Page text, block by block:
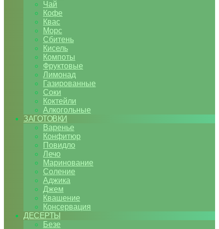
Чай
Кофе
Квас
Морс
Сбитень
Кисель
Компоты
Фруктовые
Лимонад
Газированные
Соки
Коктейли
Алкогольные
ЗАГОТОВКИ
Варенье
Конфитюр
Повидло
Лечо
Маринование
Соление
Аджика
Джем
Квашение
Консервация
ДЕСЕРТЫ
Безе